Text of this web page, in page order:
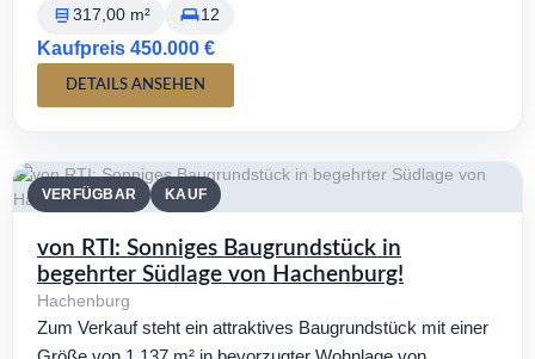
317,00 m² 12
Kaufpreis 450.000 €
DETAILS ANSEHEN
VERFÜGBAR KAUF
von RTI: Sonniges Baugrundstück in
begehrter Südlage von Hachenburg!
Hachenburg
Zum Verkauf steht ein attraktives Baugrundstück mit einer